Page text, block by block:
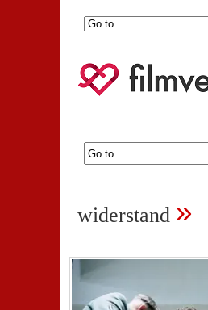
widerstand »